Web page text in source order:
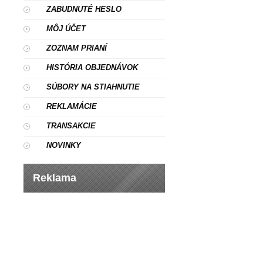
ZABUDNUTÉ HESLO
MÔJ ÚČET
ZOZNAM PRIANÍ
HISTÓRIA OBJEDNÁVOK
SÚBORY NA STIAHNUTIE
REKLAMÁCIE
TRANSAKCIE
NOVINKY
Reklama